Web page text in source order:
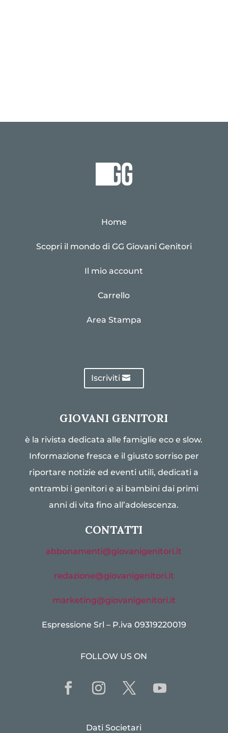
Home
Scopri il mondo di GG Giovani Genitori
Il mio account
Carrello
Area Stampa
Iscriviti
GIOVANI GENITORI
è la rivista dedicata alle famiglie eco e slow.
Informazione fresca e il giusto sorriso per
riportare notizie ed eventi utili, dedicati a
entrambi i genitori e ai bambini dai primi
anni di vita fino all’adolescenza.
CONTATTI
abbonamenti@giovanigenitori.it
redazione@giovanigenitori.it
marketing@giovanigenitori.it
Espressione Srl – P.iva 09319220019
FOLLOW US ON
Dati Societari